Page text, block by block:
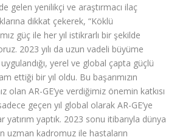
gelen yenilikçi ve araştırmacı ilaç
dikkat çekerek, “Köklü
güç ile her yıl istikrarlı bir şekilde
2023 yılı da uzun vadeli büyüme
yerel ve global çapta güçlü
ettiği bir yıl oldu. Bu başarımızın
olan AR-GE’ye verdiğimiz önemin katkısı
geçen yıl global olarak AR-GE’ye
yatırım yaptık. 2023 sonu itibarıyla dünya
uzman kadromuz ile hastaların